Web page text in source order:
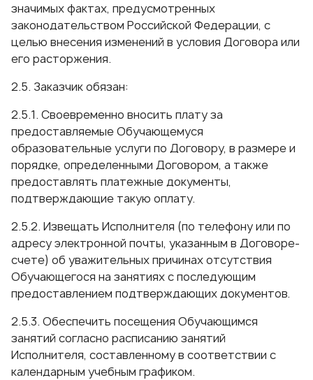
значимых фактах, предусмотренных
законодательством Российской Федерации, с
целью внесения изменений в условия Договора или
его расторжения.
2.5. Заказчик обязан:
2.5.1. Своевременно вносить плату за
предоставляемые Обучающемуся
образовательные услуги по Договору, в размере и
порядке, определенными Договором, а также
предоставлять платежные документы,
подтверждающие такую оплату.
2.5.2. Извещать Исполнителя (по телефону или по
адресу электронной почты, указанным в Договоре-
счете) об уважительных причинах отсутствия
Обучающегося на занятиях с последующим
предоставлением подтверждающих документов.
2.5.3. Обеспечить посещения Обучающимся
занятий согласно расписанию занятий
Исполнителя, составленному в соответствии с
календарным учебным графиком.